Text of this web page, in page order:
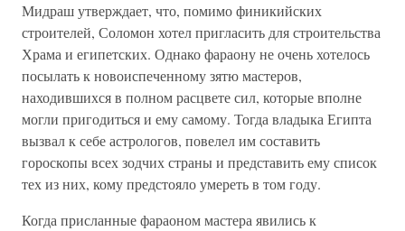
Мидраш утверждает, что, помимо финикийских
строителей, Соломон хотел пригласить для строительства
Храма и египетских. Однако фараону не очень хотелось
посылать к новоиспеченному зятю мастеров,
находившихся в полном расцвете сил, которые вполне
могли пригодиться и ему самому. Тогда владыка Египта
вызвал к себе астрологов, повелел им составить
гороскопы всех зодчих страны и представить ему список
тех из них, кому предстояло умереть в том году.
Когда присланные фараоном мастера явились к